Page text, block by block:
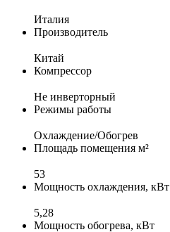
Италия
Производитель
Китай
Компрессор
Не инверторный
Режимы работы
Охлаждение/Обогрев
Площадь помещения м²
53
Мощность охлаждения, кВт
5,28
Мощность обогрева, кВт